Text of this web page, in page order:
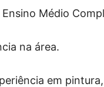
Médio
na área.
em